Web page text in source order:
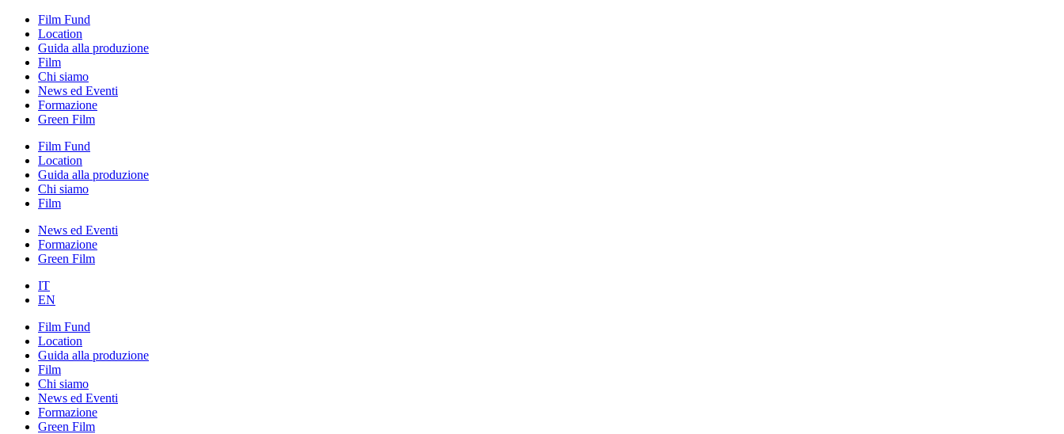
Film Fund
Location
Guida alla produzione
Film
Chi siamo
News ed Eventi
Formazione
Green Film
Film Fund
Location
Guida alla produzione
Chi siamo
Film
News ed Eventi
Formazione
Green Film
IT
EN
Film Fund
Location
Guida alla produzione
Film
Chi siamo
News ed Eventi
Formazione
Green Film